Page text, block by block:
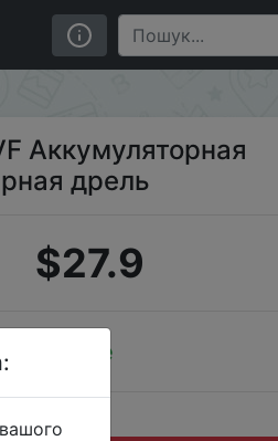
Аккумуляторная
дрель
$27.9
Sale